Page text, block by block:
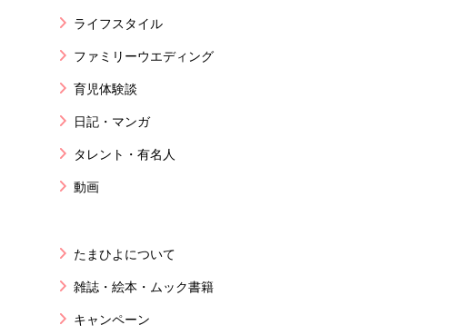
ライフスタイル
ファミリーウエディング
育児体験談
日記・マンガ
タレント・有名人
動画
たまひよについて
雑誌・絵本・ムック書籍
キャンペーン